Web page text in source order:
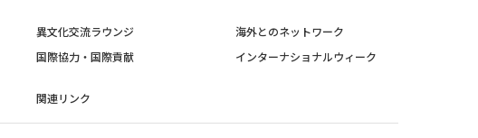
異文化交流ラウンジ
海外とのネットワーク
国際協力・国際貢献 インターナショナルウィーク
関連リンク